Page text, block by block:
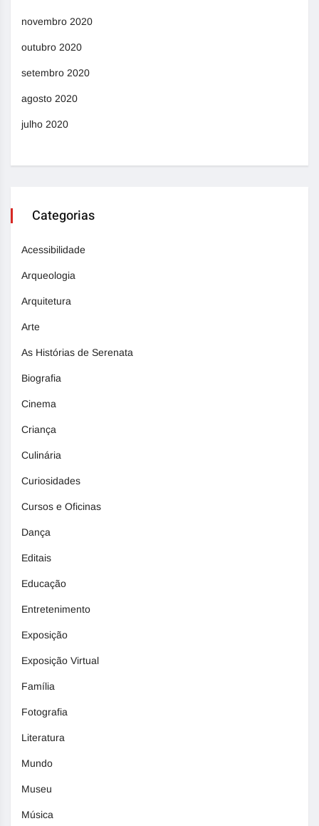
novembro 2020
outubro 2020
setembro 2020
agosto 2020
julho 2020
Categorias
Acessibilidade
Arqueologia
Arquitetura
Arte
As Histórias de Serenata
Biografia
Cinema
Criança
Culinária
Curiosidades
Cursos e Oficinas
Dança
Editais
Educação
Entretenimento
Exposição
Exposição Virtual
Família
Fotografia
Literatura
Mundo
Museu
Música